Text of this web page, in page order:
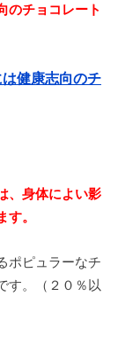
のチョコレート
健康志向のチ
、身体によい影
。
ポピュラーなチ
す。（２０％以